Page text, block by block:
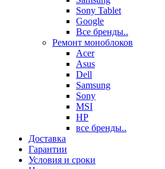
Sony Tablet
Google
Все бренды..
Ремонт моноблоков
Acer
Asus
Dell
Samsung
Sony
MSI
HP
все бренды..
Доставка
Гарантии
Условия и сроки